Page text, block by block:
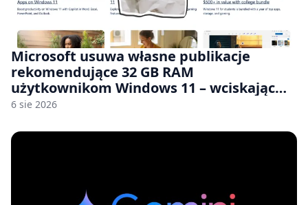
Microsoft usuwa własne publikacje
rekomendujące 32 GB RAM
użytkownikom Windows 11 – wciskając
nam przy tym komputery z 8 GB RAM po
6 sie 2026